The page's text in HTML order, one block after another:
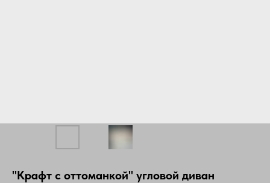
"Крафт с оттоманкой" угловой диван